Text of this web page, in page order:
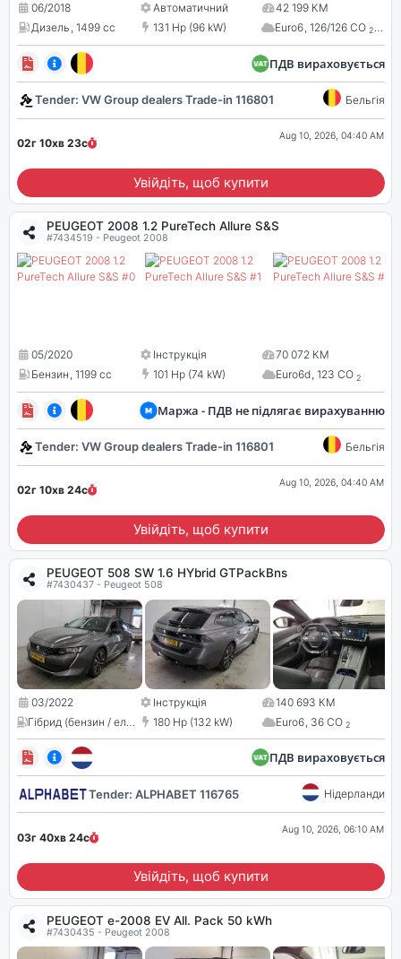
06/2018 Автоматичний
42 199 КМ
Дизель, 1499 cc 131 Hp (96 kW) Euro6, 126/126 CO 2
ПДВ вираховується
Tender: VW Group dealers Trade-in 116801 Бельгія
02г 10хв 22с
Aug 10, 2026, 04:40 AM
Увійдіть, щоб купити
PEUGEOT 2008 1.2 PureTech Allure S&S
#7434519 - Peugeot 2008
05/2020 Інструкція
70 072 КМ
Бензин, 1199 cc 101 Hp (74 kW) Euro6d, 123 CO 2
Маржа - ПДВ не підлягає вирахуванню
Tender: VW Group dealers Trade-in 116801 Бельгія
02г 10хв 22с
Aug 10, 2026, 04:40 AM
Увійдіть, щоб купити
PEUGEOT 508 SW 1.6 HYbrid GTPackBns
#7430437 - Peugeot 508
03/2022 Інструкція
140 693 КМ
,1598 cc
180 Hp (132 kW) Euro6, 36 CO 2
ПДВ вираховується
Tender: ALPHABET 116765 Нідерланди
03г 40хв 22с
Aug 10, 2026, 06:10 AM
Увійдіть, щоб купити
PEUGEOT e-2008 EV All. Pack 50 kWh
#7430435 - Peugeot 2008